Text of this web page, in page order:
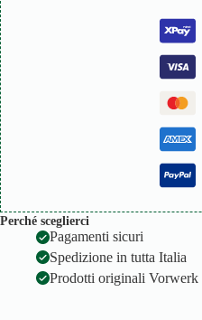
Perché sceglierci
Pagamenti sicuri
Spedizione in tutta Italia
Prodotti originali Vorwerk